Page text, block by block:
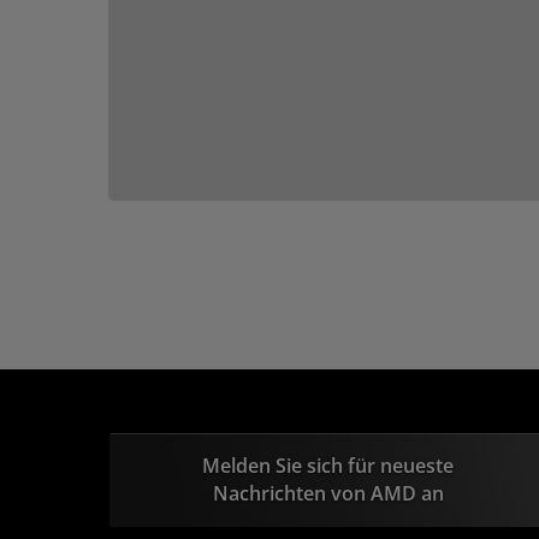
Melden Sie sich für neueste
Nachrichten von AMD an